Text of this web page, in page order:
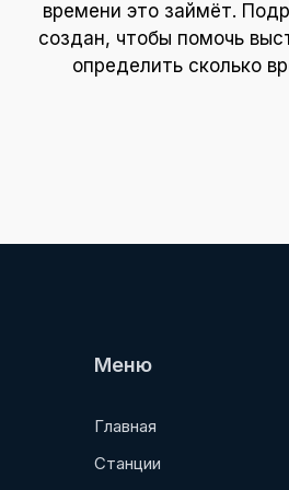
времени это займёт.
создан, чтобы помочь
определить сколько
Меню
Главная
Станции